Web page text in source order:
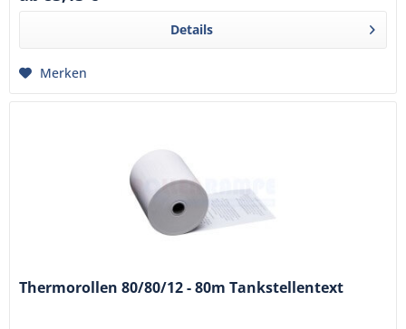
Details
Merken
Thermorollen 80/80/12 - 80m Tankstellentext